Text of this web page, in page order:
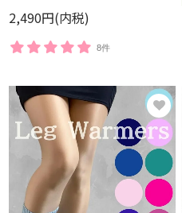
2,490円(内税)
8件